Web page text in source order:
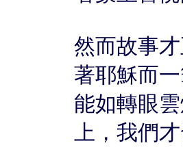
然而故事
著耶穌而
能如轉眼
上，我們